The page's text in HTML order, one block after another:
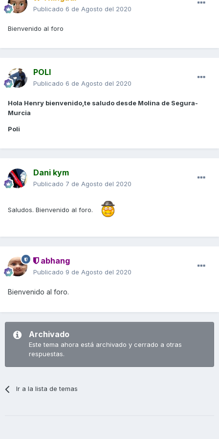
Publicado 6 de Agosto del 2020
Bienvenido al foro
POLI
Publicado 6 de Agosto del 2020
Hola Henry bienvenido,te saludo desde Molina de Segura-
Murcia
Poli
Dani kym
Publicado 7 de Agosto del 2020
Saludos. Bienvenido al foro.
abhang
Publicado 9 de Agosto del 2020
Bienvenido al foro.
Archivado
Este tema ahora está archivado y cerrado a otras
respuestas.
Ir a la lista de temas